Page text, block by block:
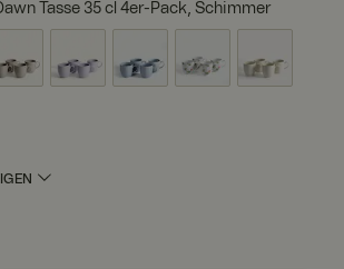
Tasse 35 cl 4er-Pack, Schimmer